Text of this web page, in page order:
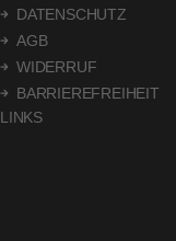
DATENSCHUTZ
AGB
WIDERRUF
BARRIEREFREIHEIT
LINKS